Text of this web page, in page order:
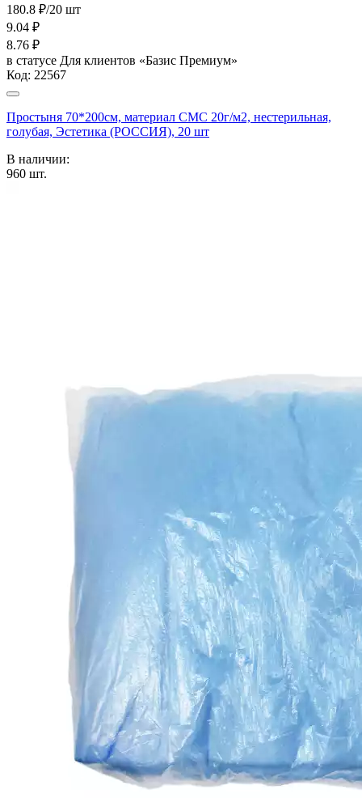
180.8 ₽/20 шт
9.04 ₽
8.76 ₽
в статусе Для клиентов «Базис Премиум»
Код: 22567
Простыня 70*200см, материал СМС 20г/м2, нестерильная,
голубая, Эстетика (РОССИЯ), 20 шт
В наличии:
960 шт.